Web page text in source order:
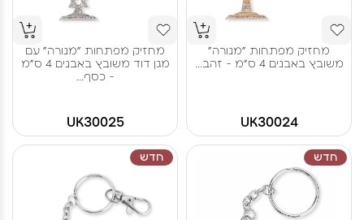
מחזיק מפתחות "מנורה"
משובץ באבנים 4 ס"מ - זהב...
UK30024
מחזיק מפתחות "מנורה" עם
מגן דוד משובץ באבנים 4 ס"מ
- כסף...
UK30025
חדש חדש